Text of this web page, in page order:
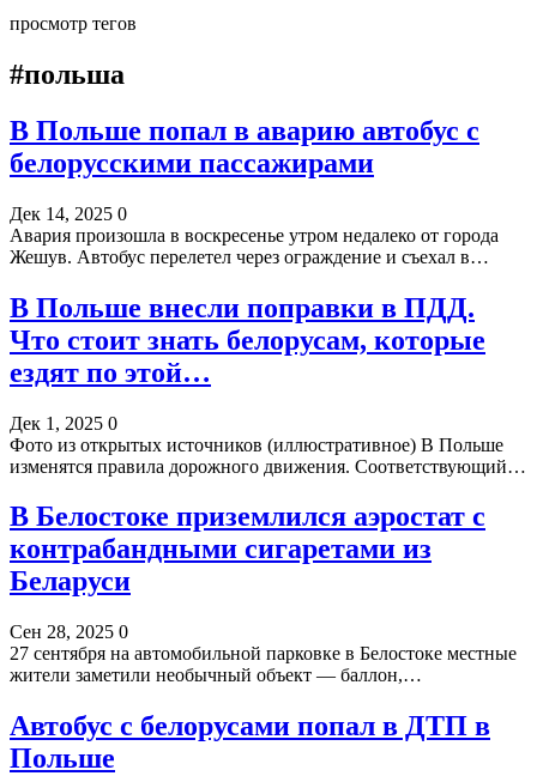
просмотр тегов
#польша
В Польше попал в аварию автобус с
белорусскими пассажирами
Дек 14, 2025 0
Авария произошла в воскресенье утром недалеко от города
Жешув. Автобус перелетел через ограждение и съехал в…
В Польше внесли поправки в ПДД.
Что стоит знать белорусам, которые
ездят по этой…
Дек 1, 2025 0
Фото из открытых источников (иллюстративное) В Польше
изменятся правила дорожного движения. Соответствующий…
В Белостоке приземлился аэростат с
контрабандными сигаретами из
Беларуси
Сен 28, 2025 0
27 сентября на автомобильной парковке в Белостоке местные
жители заметили необычный объект — баллон,…
Автобус с белорусами попал в ДТП в
Польше